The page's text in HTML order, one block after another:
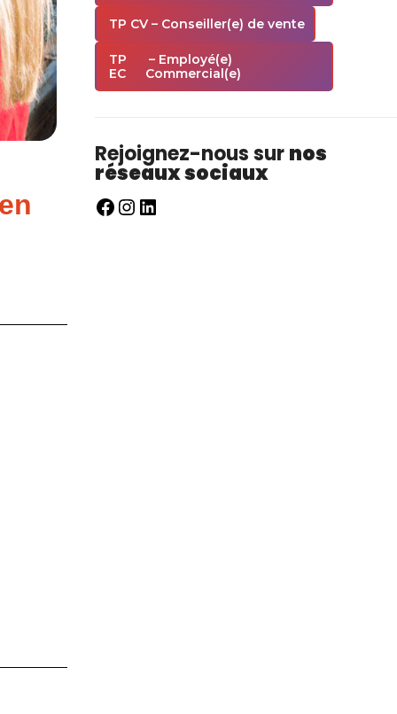
TP CV – Conseiller(e) de vente
TP
EC
– Employé(e)
Commercial(e)
Rejoignez-nous surnos
réseaux sociaux